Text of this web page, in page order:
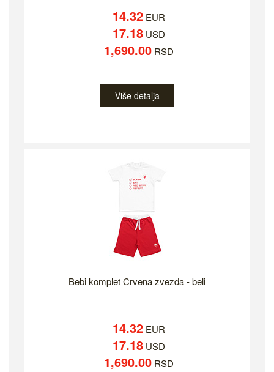
14.32EUR
17.18USD
1,690.00RSD
Više detalja
Bebi komplet Crvena zvezda - beli
14.32EUR
17.18USD
1,690.00RSD